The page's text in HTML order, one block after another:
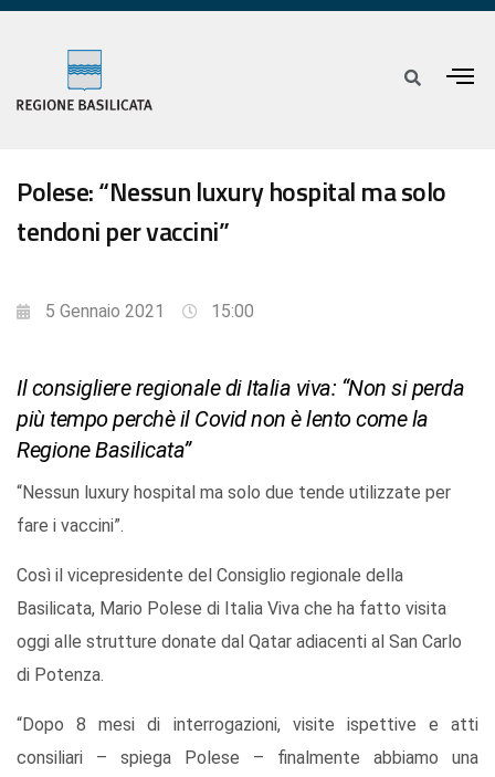
Polese: “Nessun luxury hospital ma solo
tendoni per vaccini”
5 Gennaio 2021 15:00
Il consigliere regionale di Italia viva: “Non si perda
più tempo perchè il Covid non è lento come la
Regione Basilicata”
“Nessun luxury hospital ma solo due tende utilizzate per
fare i vaccini”.
Così il vicepresidente del Consiglio regionale della
Basilicata, Mario Polese di Italia Viva che ha fatto visita
oggi alle strutture donate dal Qatar adiacenti al San Carlo
di Potenza.
“Dopo 8 mesi di interrogazioni, visite ispettive e atti
consiliari – spiega Polese – finalmente abbiamo una